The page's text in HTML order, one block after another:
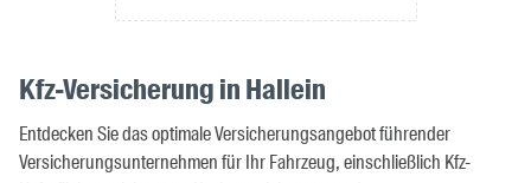
Kfz-Versicherung in Hallein
Entdecken Sie das optimale Versicherungsangebot führender
Versicherungsunternehmen für Ihr Fahrzeug, einschließlich Kfz-